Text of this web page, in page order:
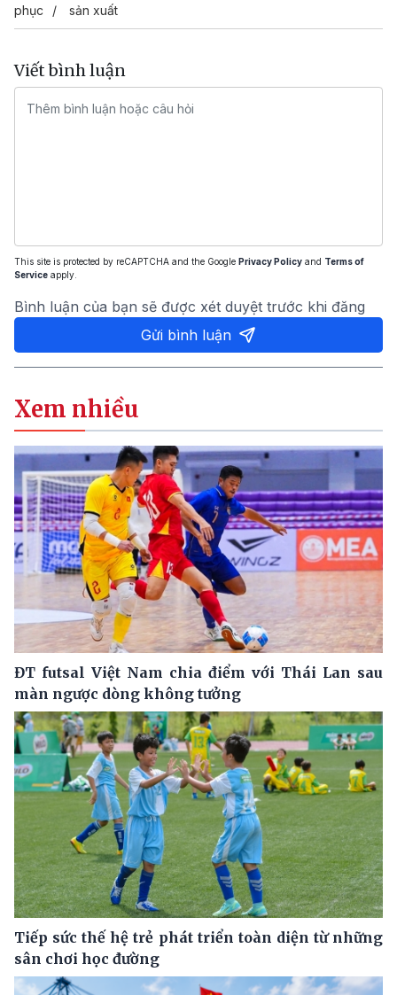
phục
sản xuất
Viết bình luận
This site is protected by reCAPTCHA and the Google Privacy Policy and Terms of
Service apply.
Bình luận của bạn sẽ được xét duyệt trước khi đăng
Gửi bình luận
Xem nhiều
ĐT futsal Việt Nam chia điểm với Thái Lan sau
màn ngược dòng không tưởng
Tiếp sức thế hệ trẻ phát triển toàn diện từ những
sân chơi học đường